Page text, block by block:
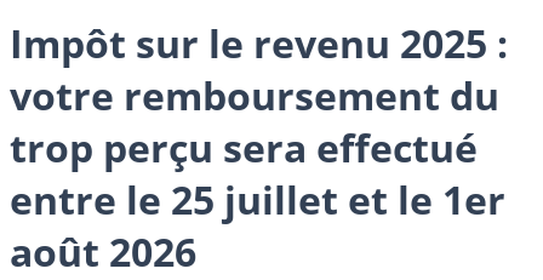
Impôt sur le revenu 2025 :
votre remboursement du
trop perçu sera effectué
entre le 25 juillet et le 1er
août 2026